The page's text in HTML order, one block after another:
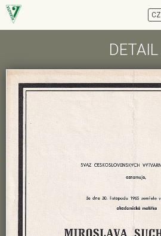
DETAIL
CZ